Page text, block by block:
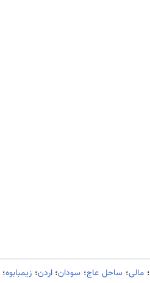
؛مالی؛ ساحل عاج؛ سودان؛اردن؛زیمبابوه؛